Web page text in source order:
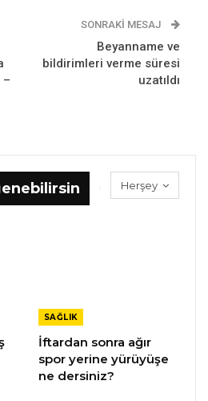
–
SONRAKI MESAJ
Beyanname ve
bildirimleri verme süresi
uzatıldı
Herşey
SAĞLIK
İftardan sonra ağır
spor yerine yürüyüşe
ne dersiniz?